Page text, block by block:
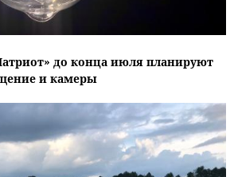
до конца июля планируют
и камеры